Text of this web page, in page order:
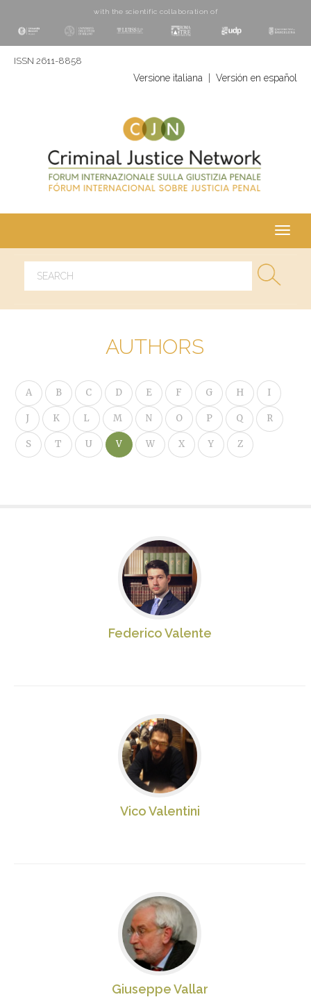
with the scientific collaboration of
ISSN 2611-8858
Versione italiana Versión en español
AUTHORS
A B C D E F G H I
J K L M N O P Q R
S T U V W X Y Z
Federico Valente
Vico Valentini
Giuseppe Vallar